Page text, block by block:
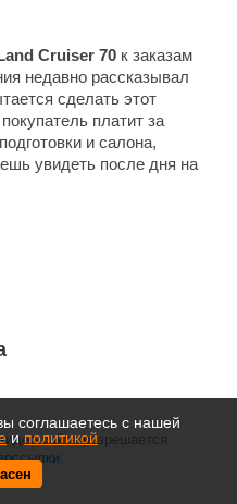
Cruiser 70 к заказам
недавно рассказывал
сделать этот
платит за
и салона,
увидеть после дня на
сайта разрешается
соглашаетесь с нашей
и политикой